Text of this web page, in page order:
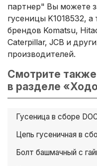
партнер" Вы можете
гусеницы K1018532,
брендов Komatsu,
Caterpillar, JCB и
производителей.
Смотрите также
в разделе
Гусеница в сборе
Цепь гусеничная в
Болт башмачный с